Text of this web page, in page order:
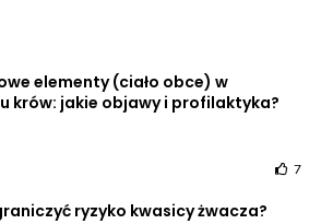
elementy (ciało obce) w
krów: jakie objawy i profilaktyka?
7
ryzyko kwasicy żwacza?